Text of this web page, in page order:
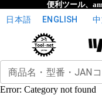
便利ツール、
日本語 ENGLISH
商品名・型番・JAN
Error: Category not found
Category: engineer-tools